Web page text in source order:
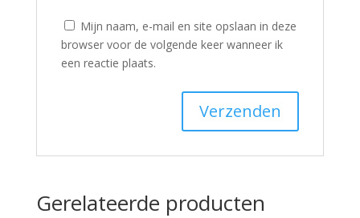
Mijn naam, e-mail en site opslaan in deze
browser voor de volgende keer wanneer ik
een reactie plaats.
Gerelateerde producten